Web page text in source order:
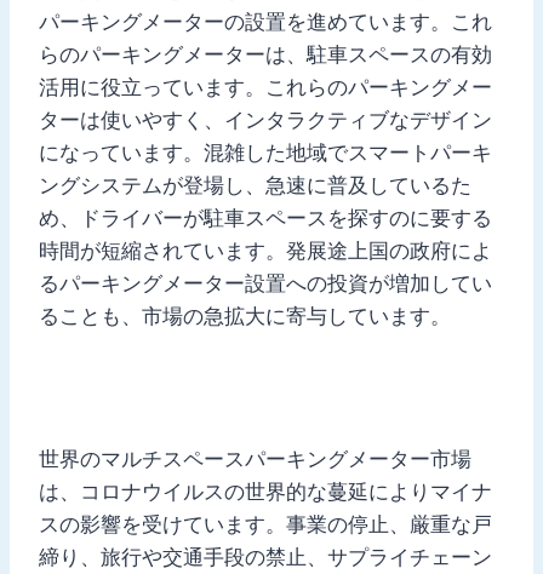
パーキングメーターの設置を進めています。これ
らのパーキングメーターは、駐車スペースの有効
活用に役立っています。これらのパーキングメー
ターは使いやすく、インタラクティブなデザイン
になっています。混雑した地域でスマートパーキ
ングシステムが登場し、急速に普及しているた
め、ドライバーが駐車スペースを探すのに要する
時間が短縮されています。発展途上国の政府によ
るパーキングメーター設置への投資が増加してい
ることも、市場の急拡大に寄与しています。
世界のマルチスペースパーキングメーター市場
は、コロナウイルスの世界的な蔓延によりマイナ
スの影響を受けています。事業の停止、厳重な戸
締り、旅行や交通手段の禁止、サプライチェーン